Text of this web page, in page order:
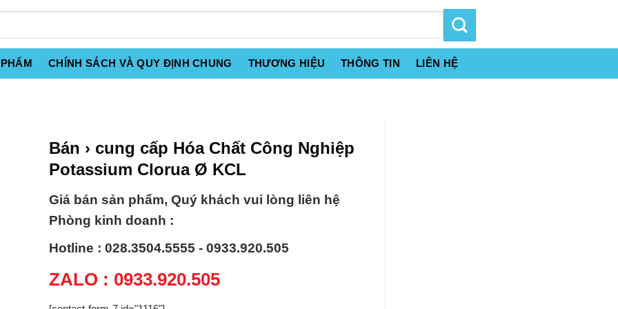
CHÍNH SÁCH VÀ QUY ĐỊNH CHUNG THƯƠNG HIỆU THÔNG TIN LIÊN HỆ
Bán › cung cấp Hóa Chất Công Nghiệp
Potassium Clorua Ø KCL
Giá bán sản phẩm, Quý khách vui lòng liên hệ
Phòng kinh doanh :
Hotline : 028.3504.5555 - 0933.920.505
ZALO : 0933.920.505